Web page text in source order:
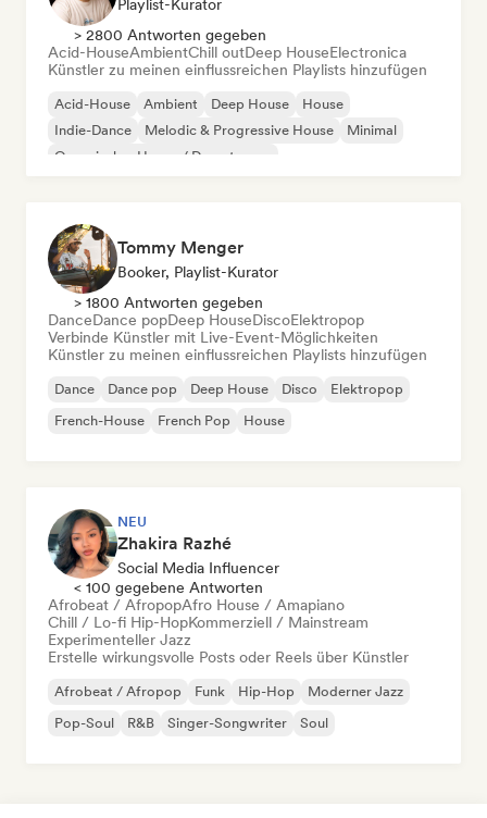
Playlist-Kurator
> 2800 Antworten gegeben
Acid-HouseAmbientChill outDeep HouseElectronica
Künstler zu meinen einflussreichen Playlists hinzufügen
Acid-House Ambient Deep House
House
Indie-Dance
Melodic & Progressive House
Minimal
Organischer House / Downtempo
Tommy Menger
Booker, Playlist-Kurator
> 1800 Antworten gegeben
DanceDance popDeep HouseDiscoElektropop
Verbinde Künstler mit Live-Event-Möglichkeiten
Künstler zu meinen einflussreichen Playlists hinzufügen
Dance Dance pop Deep House Disco
Elektropop
French-House
French Pop House
NEU
Zhakira Razhé
Social Media Influencer
< 100 gegebene Antworten
Afrobeat / AfropopAfro House / Amapiano
Chill / Lo-fi Hip-HopKommerziell / Mainstream
Experimenteller Jazz
Erstelle wirkungsvolle Posts oder Reels über Künstler
Afrobeat / Afropop Funk Hip-Hop
Moderner Jazz
Pop-Soul
R&B Singer-Songwriter Soul